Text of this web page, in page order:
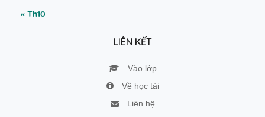
« Th10
LIÊN KẾT
Vào lớp
Về học tài
Liên hệ